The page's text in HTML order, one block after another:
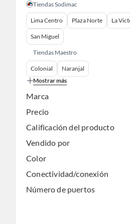
Tiendas Sodimac
Lima Centro Plaza Norte La
San Miguel
Tiendas Maestro
Colonial
Naranjal
Mostrar más
Marca
Precio
Calificación del producto
Vendido por
Color
Conectividad/conexión
Número de puertos